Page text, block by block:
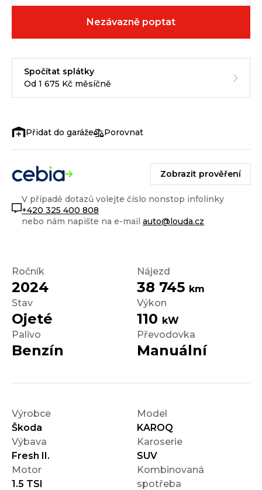
Ročník
2024
Nájezd
38 745 km
Stav
Ojeté
Výkon
110 kW
Palivo
Benzín
Převodovka
Manuální
Výrobce
Škoda
Model
KAROQ
Výbava
Fresh II.
Karoserie
SUV
Motor
1.5 TSI
Kombinovaná
spotřeba
Nezávazně poptat
Spočítat splátky
Od 1 675 Kč měsíčně
Porovnat
Zobrazit prověření
V případě dotazů volejte číslo nonstop infolinky
+420 325 400 808
nebo nám napište na e-mail auto@louda.cz